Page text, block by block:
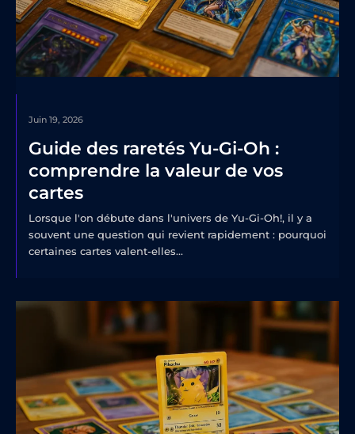
Juin 19, 2026
Guide des raretés Yu-Gi-Oh :
comprendre la valeur de vos
cartes
Lorsque l'on débute dans l'univers de Yu-Gi-Oh!, il y a
souvent une question qui revient rapidement : pourquoi
certaines cartes valent-elles...